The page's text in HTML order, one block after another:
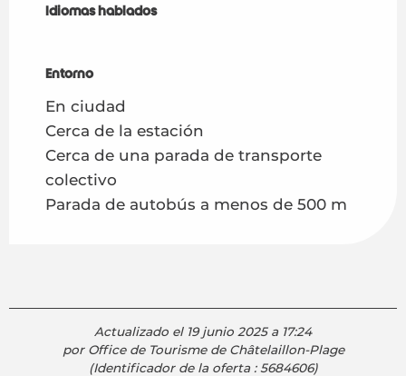
Idiomas hablados
Idiomas hablados
Entorno
Entorno
En ciudad
Cerca de la estación
Cerca de una parada de transporte
colectivo
Parada de autobús a menos de 500 m
Actualizado el 19 junio 2025 a 17:24
por Office de Tourisme de Châtelaillon-Plage
(Identificador de la oferta :5684606)